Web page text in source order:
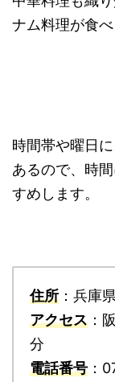
ナム料理が食べ
時間帯や曜日
あるので、時
すめします。
住所 ：兵庫
アクセス ：
分
電話番号 ：